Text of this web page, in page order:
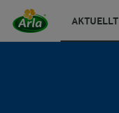
AKTUELLT